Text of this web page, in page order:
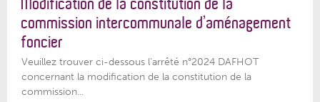
Modification de la constitution de la
commission intercommunale d’aménagement
foncier
Veuillez trouver ci-dessous l'arrêté n°2024 DAFHOT
concernant la modification de la constitution de la
commission...